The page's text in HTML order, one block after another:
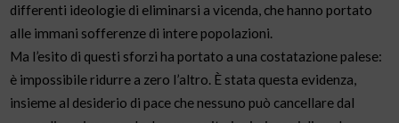
differenti ideologie di eliminarsi a vicenda, che hanno portato
alle immani sofferenze di intere popolazioni.
Ma l’esito di questi sforzi ha portato a una costatazione palese:
è impossibile ridurre a zero l’altro. È stata questa evidenza,
insieme al desiderio di pace che nessuno può cancellare dal